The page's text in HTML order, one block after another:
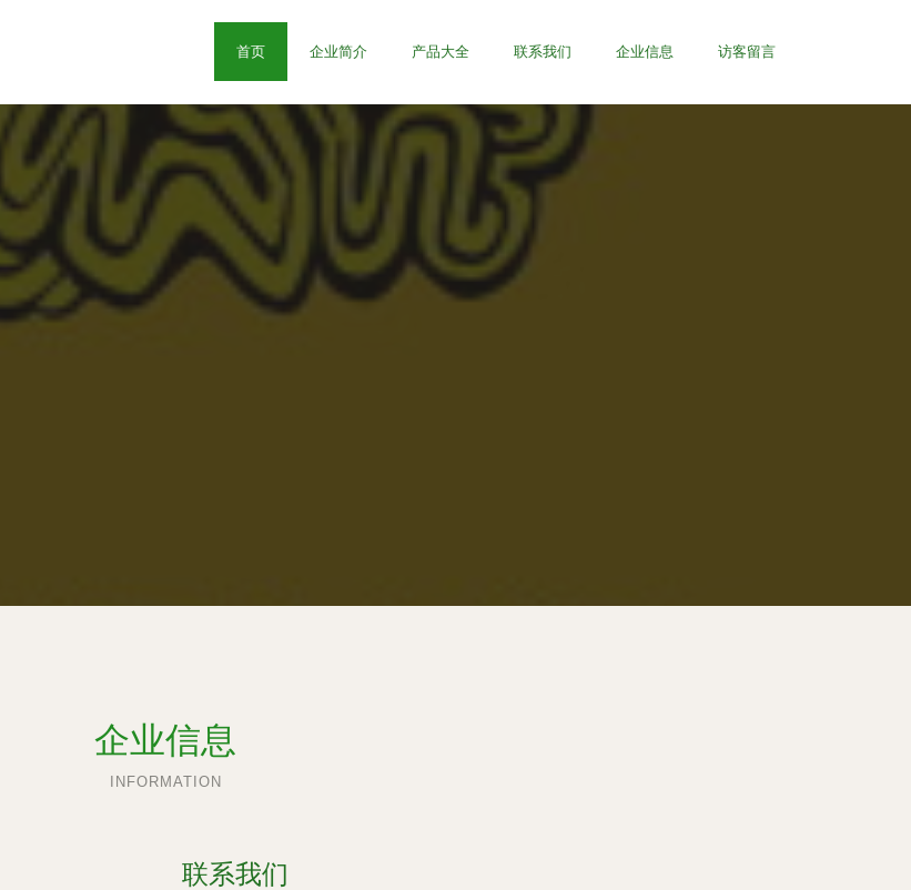
首页 企业简介 产品大全 联系我们 企业信息 访客留言
企业信息
INFORMATION
联系我们